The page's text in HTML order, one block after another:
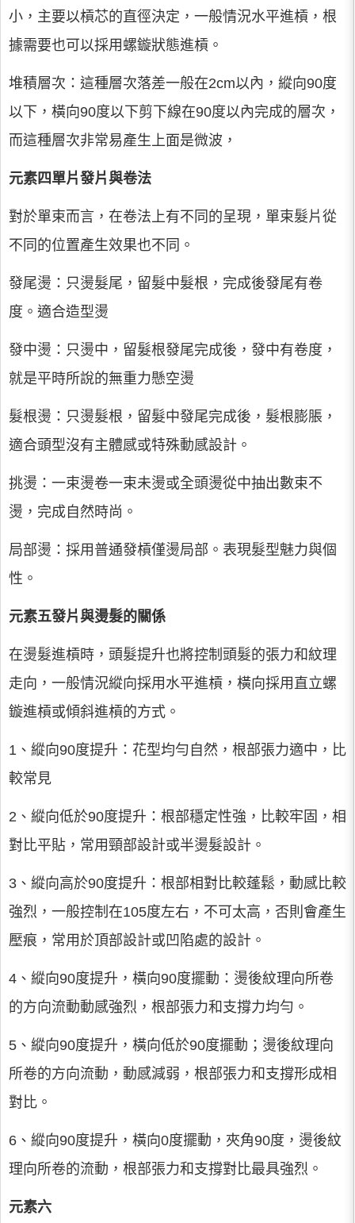
小，主要以槓芯的直徑決定，一般情況水平進槓，根
據需要也可以採用螺鏇狀態進槓。
堆積層次：這種層次落差一般在2cm以內，縱向90度
以下，橫向90度以下剪下線在90度以內完成的層次，
而這種層次非常易產生上面是微波，
元素四單片發片與卷法
對於單束而言，在卷法上有不同的呈現，單束髮片從
不同的位置產生效果也不同。
發尾燙：只燙髮尾，留髮中髮根，完成後發尾有卷
度。適合造型燙
發中燙：只燙中，留髮根發尾完成後，發中有卷度，
就是平時所說的無重力懸空燙
髮根燙：只燙髮根，留髮中發尾完成後，髮根膨脹，
適合頭型沒有主體感或特殊動感設計。
挑燙：一束燙卷一束未燙或全頭燙從中抽出數束不
燙，完成自然時尚。
局部燙：採用普通發槓僅燙局部。表現髮型魅力與個
性。
元素五發片與燙髮的關係
在燙髮進槓時，頭髮提升也將控制頭髮的張力和紋理
走向，一般情況縱向採用水平進槓，橫向採用直立螺
鏇進槓或傾斜進槓的方式。
1、縱向90度提升：花型均勻自然，根部張力適中，比
較常見
2、縱向低於90度提升：根部穩定性強，比較牢固，相
對比平貼，常用頸部設計或半燙髮設計。
3、縱向高於90度提升：根部相對比較蓬鬆，動感比較
強烈，一般控制在105度左右，不可太高，否則會產生
壓痕，常用於頂部設計或凹陷處的設計。
4、縱向90度提升，橫向90度擺動：燙後紋理向所卷
的方向流動動感強烈，根部張力和支撐力均勻。
5、縱向90度提升，橫向低於90度擺動；燙後紋理向
所卷的方向流動，動感減弱，根部張力和支撐形成相
對比。
6、縱向90度提升，橫向0度擺動，夾角90度，燙後紋
理向所卷的流動，根部張力和支撐對比最具強烈。
元素六